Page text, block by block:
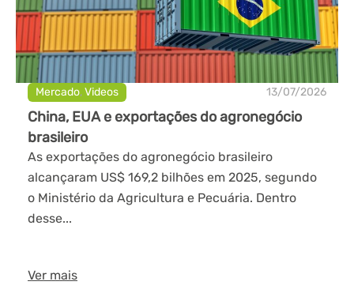
Mercado,Videos 13/07/2026
China, EUA e exportações do agronegócio
brasileiro
As exportações do agronegócio brasileiro
alcançaram US$ 169,2 bilhões em 2025, segundo
o Ministério da Agricultura e Pecuária. Dentro
desse...
Ver mais